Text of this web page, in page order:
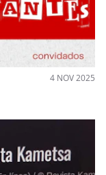
4 NOV 2025